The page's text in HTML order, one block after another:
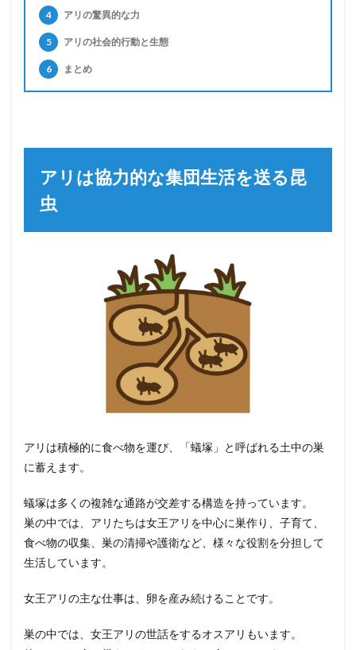
4 アリの驚異的な力
5 アリの社会的行動と生態
6 まとめ
アリは協力的な集団生活を送る昆
虫
アリは積極的に食べ物を運び、「蟻塚」と呼ばれる土中の巣
に蓄えます。
蟻塚は多くの複雑な通路が交差する構造を持っています。
巣の中では、アリたちは女王アリを中心に巣作り、子育て、
食べ物の収集、巣の清掃や護衛など、様々な役割を分担して
生活しています。
女王アリの主な仕事は、卵を産み続けることです。
巣の中では、女王アリの世話をするオスアリもいます。